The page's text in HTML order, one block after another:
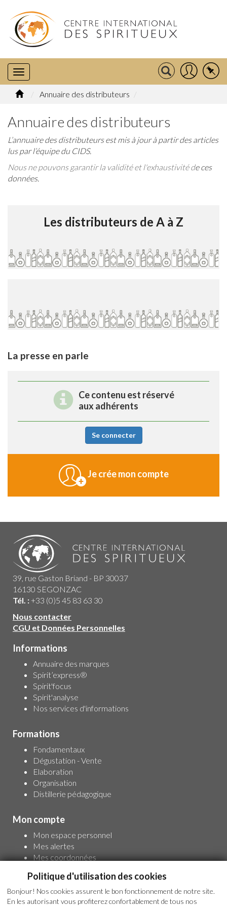
Annuaire des distributeurs
Annuaire des distributeurs
L’annuaire des distributeurs est mis à jour à partir des articles
lus par l’équipe du CIDS.
Nous ne pouvons garantir la validité et l'exhaustivité de ces
données.
Les distributeurs de A à Z
La presse en parle
Ce contenu est réservé
aux adhérents
Se connecter
Je crée mon compte
39, rue Gaston Briand - BP 30037
16130 SEGONZAC
Tél. :+33 (0)5 45 83 63 30
Nous contacter
CGU et Données Personnelles
Informations
Annuaire des marques
Spirit’express®
Spirit'focus
Spirit'analyse
Nos services d'informations
Formations
Fondamentaux
Dégustation - Vente
Elaboration
Organisation
Distillerie pédagogique
Mon compte
Mon espace personnel
Mes alertes
Mes coordonnées
inscrivez-vous
Politique d'utilisation des cookies
Bonjour! Nos cookies assurent le bon fonctionnement de notre site.
En les autorisant vous profiterez confortablement de tous nos